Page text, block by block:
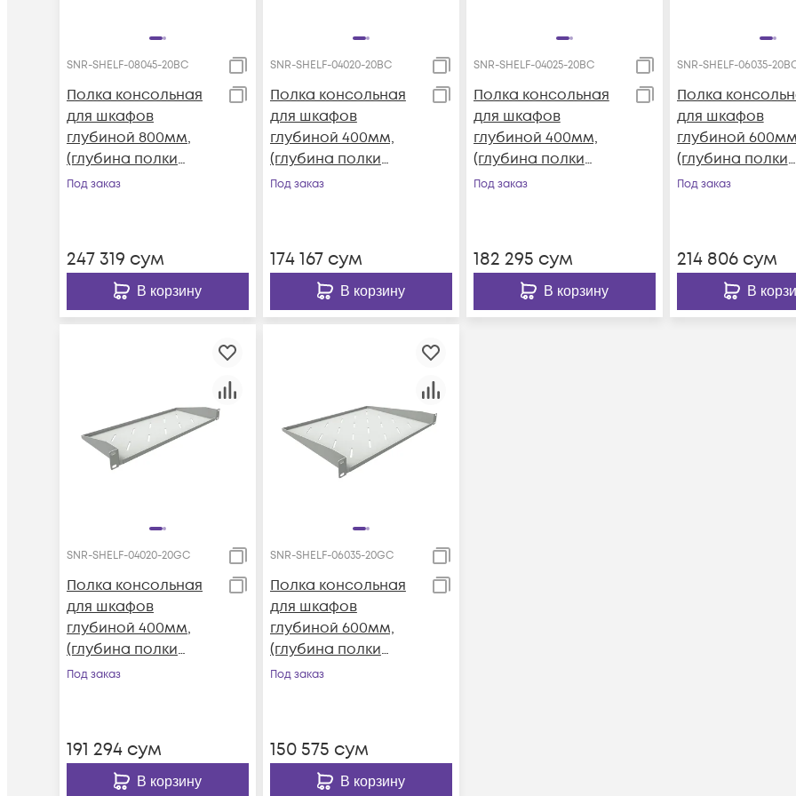
SNR-SHELF-08045-20BC
Полка консольная
для шкафов
глубиной 800мм,
(глубина полки
450мм)
08045-20BC)
Под заказ
247 319 сум
В корзину
SNR-SHELF-04020-20BC
Полка консольная
для шкафов
глубиной 400мм,
(глубина полки
200мм)
04020-20BC)
Под заказ
174 167сум
В корзину
SNR-SHELF-04025-20BC
Полка консольная
для шкафов
глубиной 400мм,
(глубина полки
250мм)
04025-20BC)
Под заказ
182 295 сум
В корзину
SNR-SHELF-06035-
Полка
для шкафов
глубиной
(глубина полки
350мм)
06035-20BC)
Под заказ
214 806сум
В
SNR-SHELF-04020-20GC
Полка консольная
для шкафов
глубиной 400мм,
(глубина полки
200мм)
04020-20GC)
Под заказ
191 294 сум
В корзину
SNR-SHELF-06035-20GC
Полка консольная
для шкафов
глубиной 600мм,
(глубина полки
350мм)
06035-20GC)
Под заказ
150 575 сум
В корзину